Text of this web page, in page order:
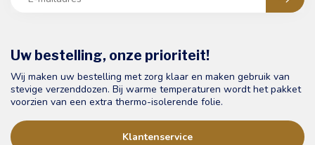
Uw bestelling, onze prioriteit!
Wij maken uw bestelling met zorg klaar en maken gebruik van
stevige verzenddozen. Bij warme temperaturen wordt het pakket
voorzien van een extra thermo-isolerende folie.
Klantenservice